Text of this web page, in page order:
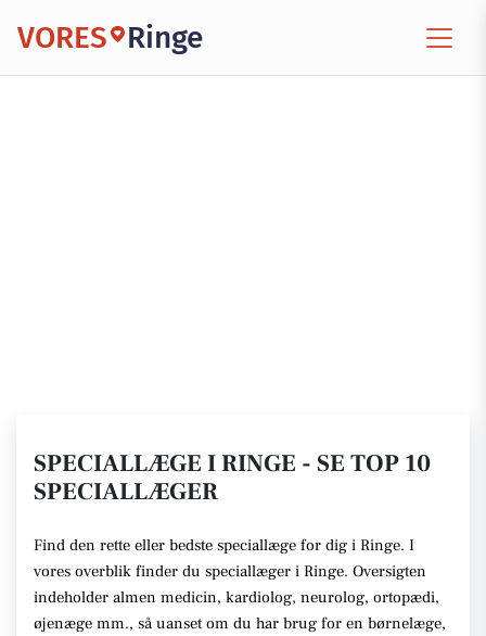
VORES Ringe
SPECIALLÆGE I RINGE - SE TOP 10
SPECIALLÆGER
Find den rette eller bedste speciallæge for dig i Ringe. I
vores overblik finder du speciallæger i Ringe. Oversigten
indeholder almen medicin, kardiolog, neurolog, ortopædi,
øjenæge mm., så uanset om du har brug for en børnelæge,